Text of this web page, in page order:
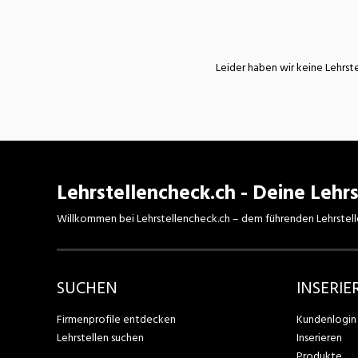
Leider haben wir keine
Lehrstellencheck.ch - Deine
Willkommen bei Lehrstellencheck.ch – dem führenden
SUCHEN
Firmenprofile entdecken
Lehrstellen suchen
Kundenlogin
Inserieren